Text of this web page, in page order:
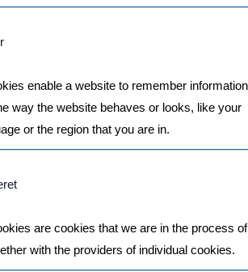
enable a website to remember information
way the website behaves or looks, like your
or the region that you are in.
are cookies that we are in the process of
with the providers of individual cookies.